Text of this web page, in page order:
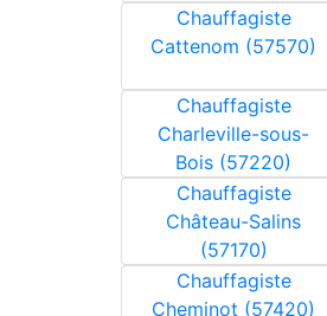
Chauffagiste
Cattenom (57570)
Chauffagiste
Charleville-sous-
Bois (57220)
Chauffagiste
Château-Salins
(57170)
Chauffagiste
Cheminot (57420)